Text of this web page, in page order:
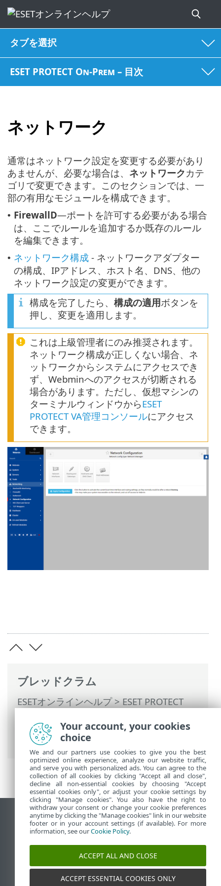
タブを選択
ESET PROTECT On-Prem – 目次
ネットワーク
ブレッドクラム
ESETオンラインヘルプ>ESET PROTECT
Webmin管理インターフェイス> ネットワ
ーク
通常はネットワーク設定を変更する必要があり
あませんが、必要な場合は、 ネットワークカテ
ゴリで変更できます。このセクションでは、一
部の有用なモジュールを構成できます。
• FirewallD—ポートを許可する必要がある場合
は、ここでルールを追加するか既存のルール
を編集できます。
• ネットワーク構成 - ネットワークアダプター
の構成、IPアドレス、ホスト名、DNS、他の
ネットワーク設定の変更ができます。
構成を完了したら、 構成の適用ボタンを
押し、変更を適用します。
これは上級管理者にのみ推奨されます。
ネットワーク構成が正しくない場合、ネ
ットワークからシステムにアクセスでき
ず、Webminへのアクセスが切断される
場合があります。ただし、仮想マシンの
ターミナルウィンドウからESET
PROTECT VA管理コンソールにアクセス
できます。
デスクトップサイトの表示
End of Life
ESETナレッジベース
ESETフォーラム
ESET Status Portal
Your account, your cookies
choice
We and our partners use cookies to give you the best
optimized online experience, analyze our website traffic,
and serve you with personalized ads. You can agree to the
collection of all cookies by clicking "Accept all and close",
decline all non-essential cookies by choosing "Accept
essential cookies only", or adjust your cookie settings by
clicking "Manage cookies". You also have the right to
withdraw your consent or change your cookie preferences
anytime by clicking the "Manage cookies" link in our website
footer or in your account settings (if available). For more
information, see ourCookie Policy.
ACCEPT ALL AND CLOSE
ACCEPT ESSENTIAL COOKIES ONLY